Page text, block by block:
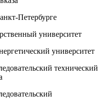
Петербурге
университет
университет
технический